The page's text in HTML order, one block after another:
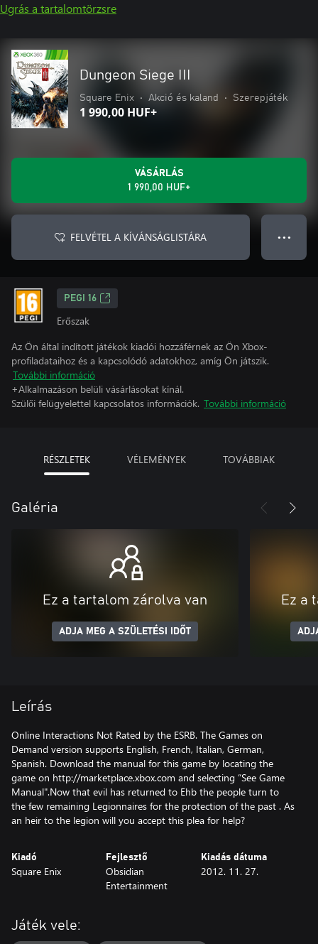
Ugrás a tartalomtörzsre
Dungeon Siege III
Square Enix • Akció és kaland • Szerepjáték
1 990,00 HUF+
VÁSÁRLÁS
1 990,00 HUF+
FELVÉTEL A KÍVÁNSÁGLISTÁRA ● ● ●
PEGI 16
Erőszak
Az Ön által indított játékok kiadói hozzáférnek az Ön Xbox-
profiladataihoz és a kapcsolódó adatokhoz, amíg Ön játszik.
További információ
+Alkalmazáson belüli vásárlásokat kínál.
Szülői felügyelettel kapcsolatos információk. További információ
RÉSZLETEK VÉLEMÉNYEK TOVÁBBIAK
Galéria
Ez a tartalom zárolva van
ADJA MEG A SZÜLETÉSI IDŐT
Ez a
Leírás
Online Interactions Not Rated by the ESRB. The Games on
Demand version supports English, French, Italian, German,
Spanish. Download the manual for this game by locating the
game on http://marketplace.xbox.com and selecting “See Game
Manual".Now that evil has returned to Ehb the people turn to
the few remaining Legionnaires for the protection of the past . As
an heir to the legion will you accept this plea for help?
Kiadó
Square Enix
Fejlesztő
Obsidian
Entertainment
Kiadás dátuma
2012. 11. 27.
Játék vele: